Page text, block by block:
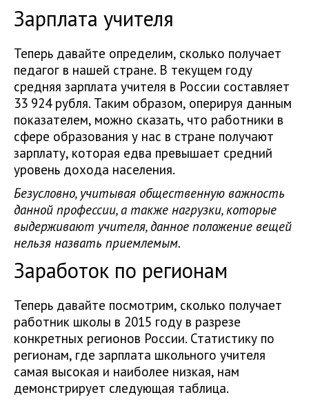
Зарплата учителя
Теперь давайте определим, сколько получает
педагог в нашей стране. В текущем году
средняя зарплата учителя в России составляет
33 924 рубля. Таким образом, оперируя данным
показателем, можно сказать, что работники в
сфере образования у нас в стране получают
зарплату, которая едва превышает средний
уровень дохода населения.
Безусловно, учитывая общественную важность
данной профессии, а также нагрузки, которые
выдерживают учителя, данное положение вещей
нельзя назвать приемлемым.
Заработок по регионам
Теперь давайте посмотрим, сколько получает
работник школы в 2015 году в разрезе
конкретных регионов России. Статистику по
регионам, где зарплата школьного учителя
самая высокая и наиболее низкая, нам
демонстрирует следующая таблица.